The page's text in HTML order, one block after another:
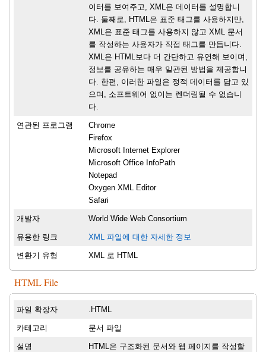
이터를 보여주고, XML은 데이터를 설명합니
다. 둘째로, HTML은 표준 태그를 사용하지만,
XML은 표준 태그를 사용하지 않고 XML 문서
를 작성하는 사용자가 직접 태그를 만듭니다.
XML은 HTML보다 더 간단하고 유연해 보이며,
정보를 공유하는 매우 일관된 방법을 제공합니
다. 한편, 이러한 파일은 정적 데이터를 담고 있
으며, 소프트웨어 없이는 렌더링될 수 없습니
다.
연관된 프로그램
Chrome
Firefox
Microsoft Internet Explorer
Microsoft Office InfoPath
Notepad
Oxygen XML Editor
Safari
개발자 World Wide Web Consortium
유용한 링크 XML 파일에 대한 자세한 정보
변환기 유형 XML 로 HTML
HTML File
파일 확장자 .HTML
카테고리 문서 파일
설명
HTML은 구조화된 문서와 웹 페이지를 작성할